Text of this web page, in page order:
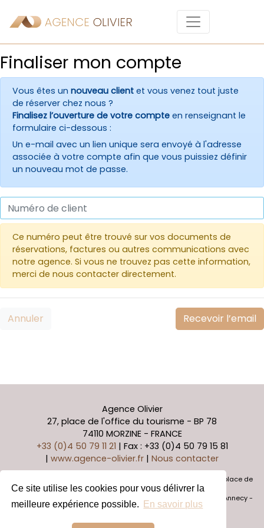
Ce site utilise les cookies pour vous délivrer la
meilleure expérience possible.
En savoir plus
Finaliser mon compte
Vous êtes un nouveau client et vous venez tout juste
de réserver chez nous ?
Finalisez l’ouverture de votre compte en renseignant le
formulaire ci-dessous :
Un e-mail avec un lien unique sera envoyé à l'adresse
associée à votre compte afin que vous puissiez définir
un nouveau mot de passe.
Ce numéro peut être trouvé sur vos documents de
réservations, factures ou autres communications avec
notre agence. Si vous ne trouvez pas cette information,
merci de nous contacter directement.
Annuler Recevoir l’email
Agence Olivier
27, place de l'office du tourisme - BP 78
74110 MORZINE- FRANCE
+33 (0)4 50 79 11 21 | Fax : +33 (0)4 50 79 15 81
| www.agence-olivier.fr | Nous contacter
Agence Olivier - SARL au capital de 10 000 € - Siege Sociale 27 place de
l'Office du Tourisme 74110 Morzine
Caisse de garantie Galian 2 980 000 euros - RCS 788 863 546 Annecy -
SIRET 788 863 546 000 16 - APE 6831Z